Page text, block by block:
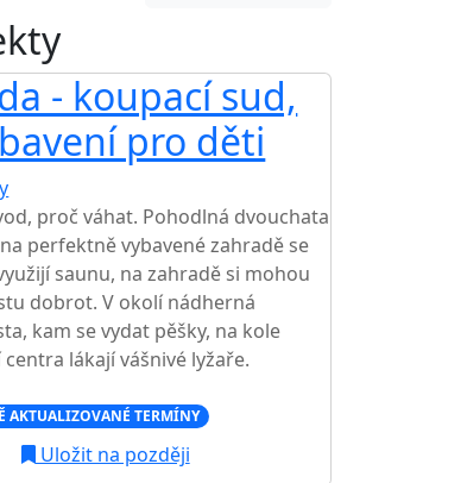
- koupací sud,
pro děti
proč váhat. Pohodlná dvouchata
perfektně vybavené zahradě se
saunu, na zahradě si mohou
dobrot. V okolí nádherná
kam se vydat pěšky, na kole
lákají vášnivé lyžaře.
AKTUALIZOVANÉ TERMÍNY
Uložit na později